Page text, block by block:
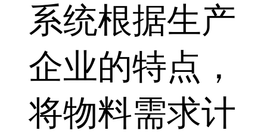
系统根据生产
企业的特点，
将物料需求计